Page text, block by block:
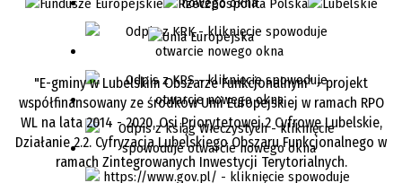
"E-gminy w Lubelskim Obszarze Funkcjonalnym" - projekt
współfinansowany ze środków Unii Europejskiej w ramach RPO
WL na lata 2014 - 2020, Osi Priorytetowej 2 Cyfrowe Lubelskie,
Działanie 2.2. Cyfryzacja Lubelskiego Obszaru Funkcjonalnego w
ramach Zintegrowanych Inwestycji Terytorialnych.